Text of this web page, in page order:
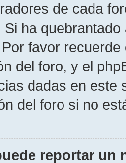
de cada
Si ha
favor
del foro, y el
dadas en este
del foro si no
reportar un